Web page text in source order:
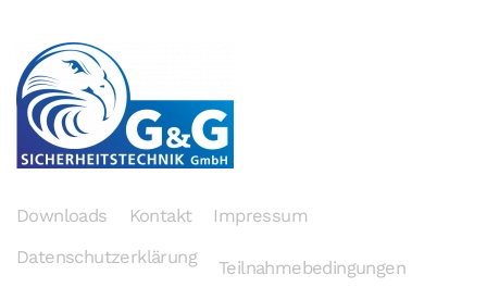
Downloads Kontakt
Impressum
Datenschutzerklärung
Teilnahmebedingungen